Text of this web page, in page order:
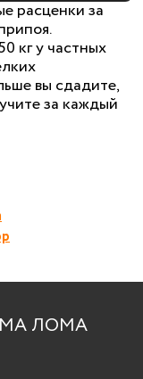
расценки за
кг у частных
вы сдадите,
за каждый
ЛОМА